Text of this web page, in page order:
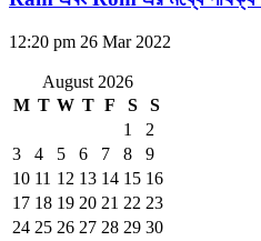
12:20 pm 26 Mar 2022
August 2026
M T W T F S
S
1
2
3
4 5 6 7 8
9
10 11 12 13 14 15 16
17 18 19 20 21 22 23
24 25 26 27 28 29 30